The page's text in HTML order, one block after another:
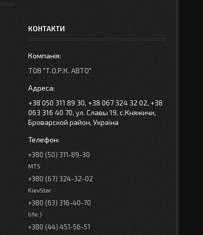
КОНТАКТИ
ТОВ "Т.О.Р.К. АВТО"
+38 050 311 89 30, +38 067 324 32 02, +38
063 316 40 70, ул. Славы 19, с.Княжичи,
Броварской район, Україна
+380 (50) 311-89-30
MTS
+380 (67) 324-32-02
KievStar
+380 (63) 316-40-70
life:)
+380 (44) 451-56-51